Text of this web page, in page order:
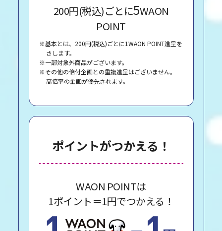
200円(税込)ごとに5WAON
POINT
※基本とは、200円(税込)ごとに1WAON POINT進呈を
さします。
※一部対象外商品がございます。
※その他の倍付企画との重複進呈はございません。
高倍率の企画が優先されます。
ポイントがつかえる！
WAON POINTは
1ポイント＝1円でつかえる！